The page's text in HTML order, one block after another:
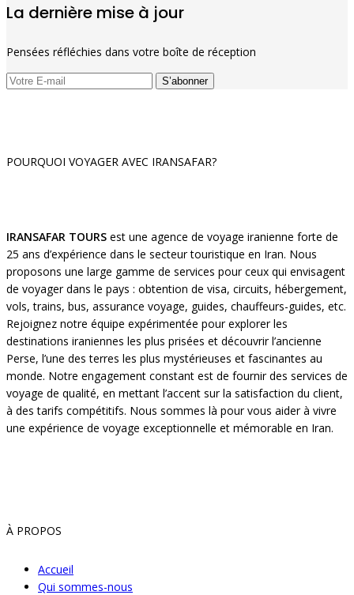
La dernière mise à jour
Pensées réfléchies dans votre boîte de réception
POURQUOI VOYAGER AVEC IRANSAFAR?
IRANSAFAR TOURS est une agence de voyage iranienne forte de
25 ans d’expérience dans le secteur touristique en Iran. Nous
proposons une large gamme de services pour ceux qui envisagent
de voyager dans le pays : obtention de visa, circuits, hébergement,
vols, trains, bus, assurance voyage, guides, chauffeurs-guides, etc.
Rejoignez notre équipe expérimentée pour explorer les
destinations iraniennes les plus prisées et découvrir l’ancienne
Perse, l’une des terres les plus mystérieuses et fascinantes au
monde. Notre engagement constant est de fournir des services de
voyage de qualité, en mettant l’accent sur la satisfaction du client,
à des tarifs compétitifs. Nous sommes là pour vous aider à vivre
une expérience de voyage exceptionnelle et mémorable en Iran.
À PROPOS
Accueil
Qui sommes-nous